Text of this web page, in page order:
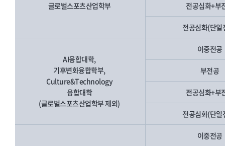
글로벌스포츠산업학부
전공심화+부
전공심화(단
AI융합대학,
기후변화융합학부,
Culture&Technology
융합대학
(글로벌스포츠산업학부 제외)
이중전공
부전공
전공심화+부
전공심화(단
이중전공